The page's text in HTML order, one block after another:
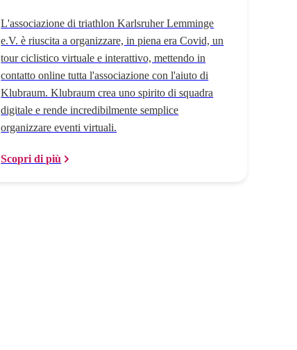
L'associazione di triathlon Karlsruher Lemminge
e.V. è riuscita a organizzare, in piena era Covid, un
tour ciclistico virtuale e interattivo, mettendo in
contatto online tutta l'associazione con l'aiuto di
Klubraum. Klubraum crea uno spirito di squadra
digitale e rende incredibilmente semplice
organizzare eventi virtuali.
Scopri di più